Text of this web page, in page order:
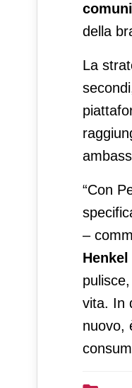
della
La
“Con
–
vita. In
nuovo,